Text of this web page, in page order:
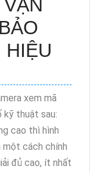
xem mã
kỹ thuật sau:
cao thì hình
một cách chính
đủ cao, ít nhất